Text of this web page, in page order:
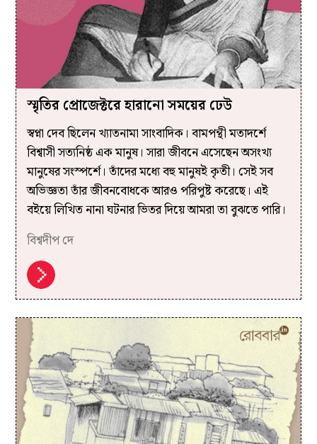
স্মৃতির প্রোজেক্টরে হারানো সময়ের ঢেউ
স্বপ্না দেব ছিলেন খ্যাতনামা সাংবাদিক। বামপন্থী মতাদর্শে
বিশ্বাসী সত্যনিষ্ঠ এক মানুষ। সারা জীবনে এসেছেন অসংখ্য
মানুষের সংস্পর্শে। তাঁদের মধ্যে বহু মানুষই কৃতী। সেই সব
অভিজ্ঞতা তাঁর জীবনবোধকে আরও পরিপুষ্ট করেছে। এই
বইয়ে লিখিত নানা ঘটনার ভিতর দিয়ে আমরা তা বুঝতে পারি।
বিশ্বদীপ দে